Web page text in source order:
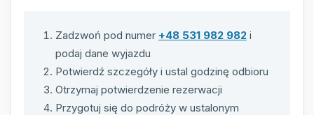
Zadzwoń pod numer +48 531 982 982 i
podaj dane wyjazdu
Potwierdź szczegóły i ustal godzinę odbioru
Otrzymaj potwierdzenie rezerwacji
Przygotuj się do podróży w ustalonym